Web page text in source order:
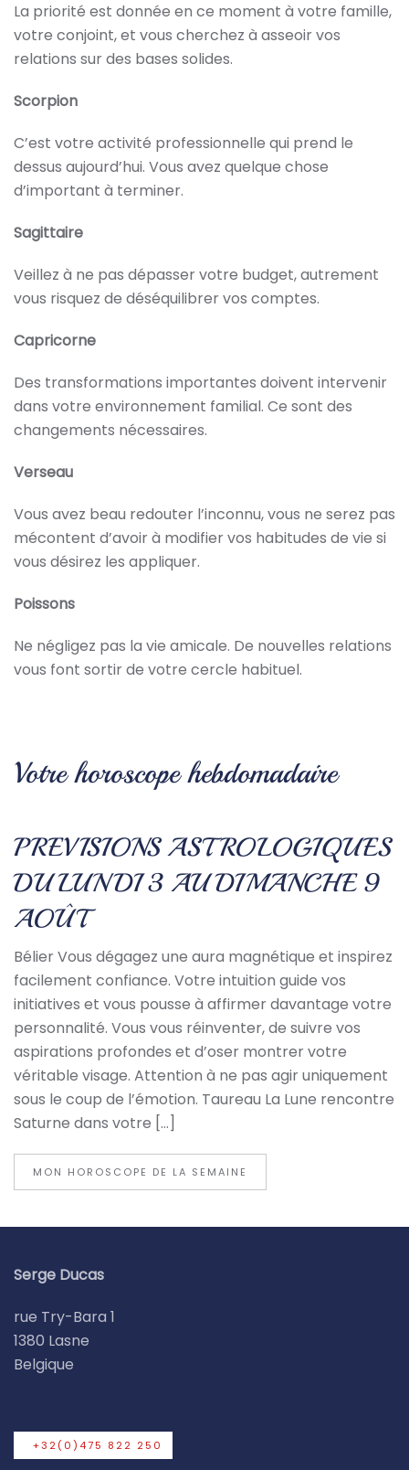
La priorité est donnée en ce moment à votre famille,
votre conjoint, et vous cherchez à asseoir vos
relations sur des bases solides.
Scorpion
C’est votre activité professionnelle qui prend le
dessus aujourd’hui. Vous avez quelque chose
d’important à terminer.
Sagittaire
Veillez à ne pas dépasser votre budget, autrement
vous risquez de déséquilibrer vos comptes.
Capricorne
Des transformations importantes doivent intervenir
dans votre environnement familial. Ce sont des
changements nécessaires.
Verseau
Vous avez beau redouter l’inconnu, vous ne serez pas
mécontent d’avoir à modifier vos habitudes de vie si
vous désirez les appliquer.
Poissons
Ne négligez pas la vie amicale. De nouvelles relations
vous font sortir de votre cercle habituel.
Votre horoscope hebdomadaire
PREVISIONS ASTROLOGIQUES
DU LUNDI 3 AU DIMANCHE 9
AOÛT
Bélier Vous dégagez une aura magnétique et inspirez
facilement confiance. Votre intuition guide vos
initiatives et vous pousse à affirmer davantage votre
personnalité. Vous vous réinventer, de suivre vos
aspirations profondes et d’oser montrer votre
véritable visage. Attention à ne pas agir uniquement
sous le coup de l’émotion. Taureau La Lune rencontre
Saturne dans votre […]
MON HOROSCOPE DE LA SEMAINE
Serge Ducas
rue Try-Bara 1
1380 Lasne
Belgique
+32(0)475 822 250